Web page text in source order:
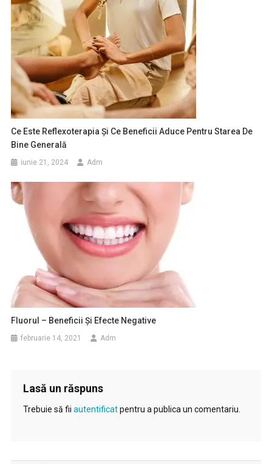
Ce Este Reflexoterapia Și Ce Beneficii Aduce Pentru Starea De
Bine Generală
iunie 21, 2024 Adm
Fluorul – Beneficii Și Efecte Negative
februarie 14, 2021 Adm
Lasă un răspuns
Trebuie să fii autentificatpentru a publica un comentariu.